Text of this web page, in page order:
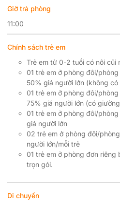
Giờ trả phòng
11:00
Chính sách trẻ em
Trẻ em từ 0-2 tuổi có nôi cũi
01 trẻ em ở phòng đôi/
50% giá người lớn (không
01 trẻ em ở phòng đôi/
75% giá người lớn (có
01 trẻ em ở phòng đôi/
giá người lớn
02 trẻ em ở phòng đôi/
người lớn/mỗi trẻ
01 trẻ em ở phòng đơn
trọn gói.
Di chuyển